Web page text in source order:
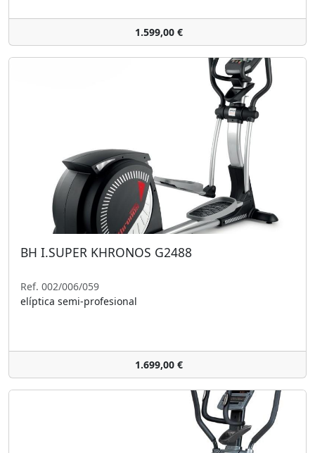
1.599,00 €
BH I.SUPER KHRONOS G2488
Ref. 002/006/059
elíptica semi-profesional
1.699,00 €